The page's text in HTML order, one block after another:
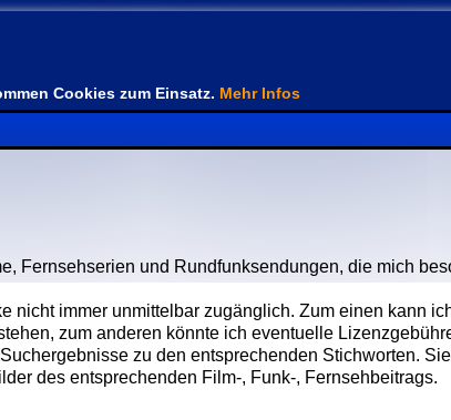
Cookies zum Einsatz. Mehr Infos
Fernsehserien und Rundfunksendungen, die mich
nicht immer unmittelbar zugänglich. Zum einen kann
zum anderen könnte ich eventuelle
zu den entsprechenden Stichworten.
des entsprechenden Film-, Funk-, Fernsehbeitrags.